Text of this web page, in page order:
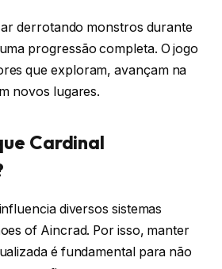
derrotando monstros durante
progressão completa. O jogo
que exploram, avançam na
novos lugares.
Cardinal
diversos sistemas
of Aincrad. Por isso, manter
é fundamental para não